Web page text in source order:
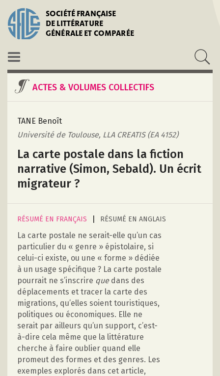
SOCIÉTÉ FRANÇAISE
DE LITTÉRATURE
GÉNÉRALE ET COMPARÉE
ACTES & VOLUMES COLLECTIFS
TANE Benoît
Université de Toulouse, LLA CREATIS (EA 4152)
La carte postale dans la fiction
narrative (Simon, Sebald). Un écrit
migrateur ?
RÉSUMÉ EN FRANÇAIS RÉSUMÉ EN ANGLAIS
La carte postale ne serait-elle qu’un cas
particulier du « genre » épistolaire, si
celui-ci existe, ou une « forme » dédiée
à un usage spécifique ? La carte postale
pourrait ne s’inscrire quedans des
déplacements et tracer la carte des
migrations, qu’elles soient touristiques,
politiques ou économiques. Elle ne
serait par ailleurs qu’un support, c’est-
à-dire cela même que la littérature
cherche à faire oublier quand elle
promeut des formes et des genres. Les
exemples explorés dans cet article,